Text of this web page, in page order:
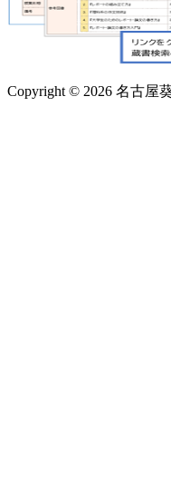
Copyright © 2026 名古屋